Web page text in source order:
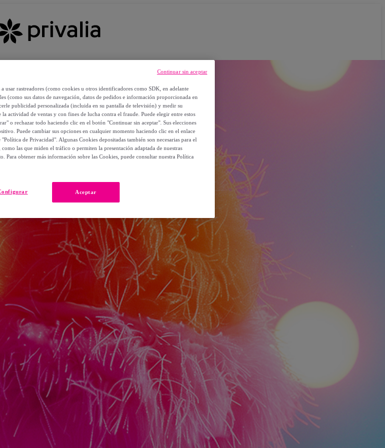
usar rastreadores (como cookies u otros identificadores como SDK, en adelante
(como sus datos de navegación, datos de pedidos e información proporcionada en
publicidad personalizada (incluida en su pantalla de televisión) y medir su
actividad de ventas y con fines de lucha contra el fraude. Puede elegir entre estos
o rechazar todo haciendo clic en el botón "Continuar sin aceptar". Sus elecciones
Puede cambiar sus opciones en cualquier momento haciendo clic en el enlace
de Privacidad". Algunas Cookies depositadas también son necesarias para el
las que miden el tráfico o permiten la presentación adaptada de nuestras
Para obtener más información sobre las Cookies, puede consultar nuestra Política
Aceptar
Continuar sin aceptar